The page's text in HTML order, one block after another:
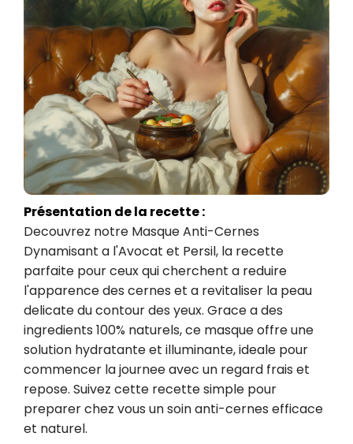
Présentation de la recette :
Decouvrez notre Masque Anti-Cernes
Dynamisant a l'Avocat et Persil, la recette
parfaite pour ceux qui cherchent a reduire
l'apparence des cernes et a revitaliser la peau
delicate du contour des yeux. Grace a des
ingredients 100% naturels, ce masque offre une
solution hydratante et illuminante, ideale pour
commencer la journee avec un regard frais et
repose. Suivez cette recette simple pour
preparer chez vous un soin anti-cernes efficace
et naturel.